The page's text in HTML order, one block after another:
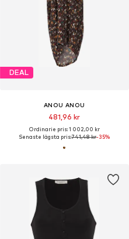
DEAL
ANOU ANOU
481,96 kr
Ordinarie pris: 1 002,00 kr
Senaste lägsta pris:741,48 kr-35%